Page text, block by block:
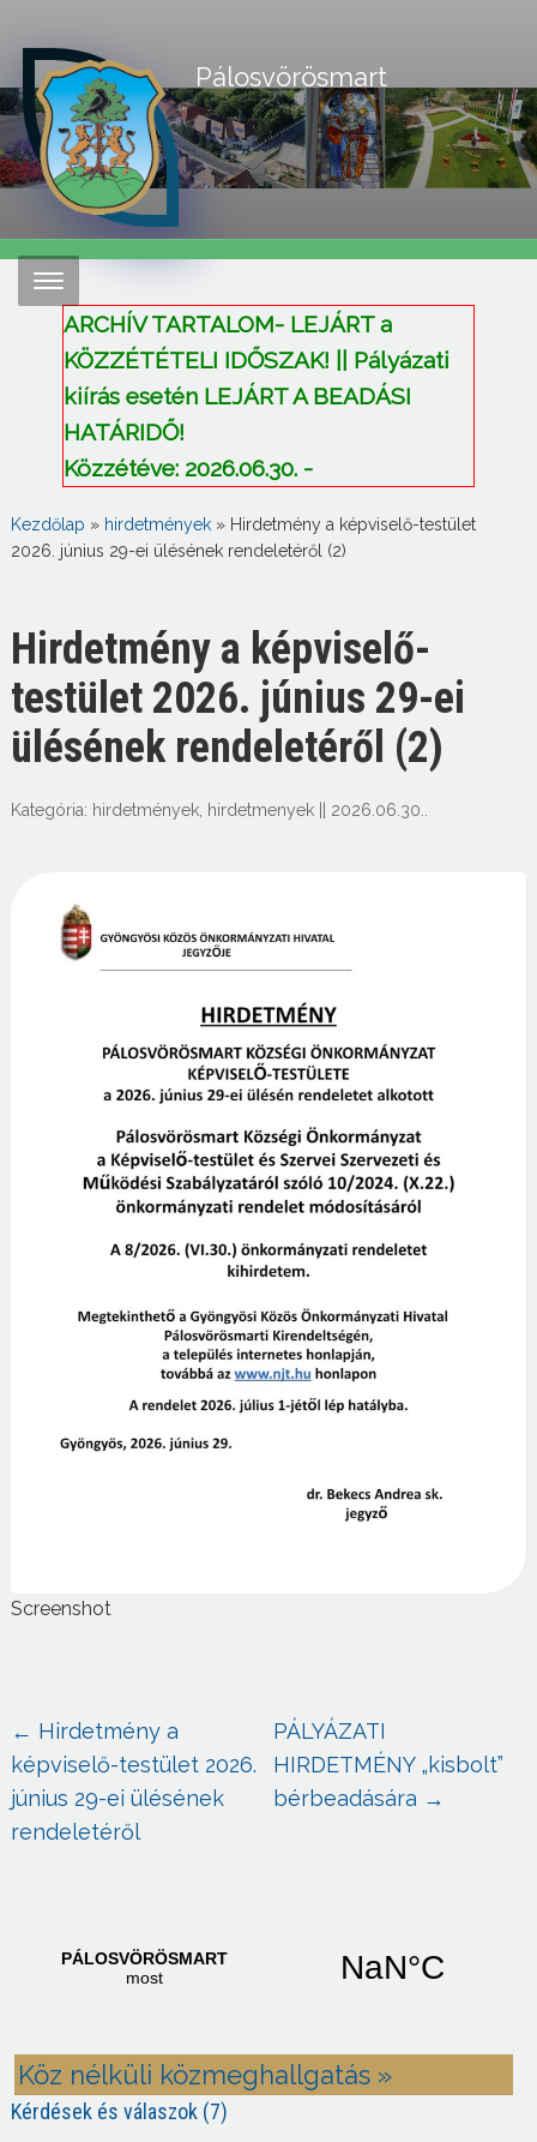
Pálosvörösmart
ARCHÍV TARTALOM- LEJÁRT a
KÖZZÉTÉTELI IDŐSZAK! || Pályázati
kiírás esetén LEJÁRT A BEADÁSI
HATÁRIDŐ!
Közzétéve: 2026.06.30. -
Kezdőlap » hirdetmények» Hirdetmény a képviselő-testület
2026. június 29-ei ülésének rendeletéről (2)
Köz nélküli közmeghallgatás »
Kérdések és válaszok (7)
Hirdetmény a képviselő-
testület 2026. június 29-ei
ülésének rendeletéről (2)
Kategória: hirdetmények, hirdetmenyek|| 2026.06.30.
Screenshot
← Hirdetmény a
képviselő-testület 2026.
június 29-ei ülésének
rendeletéről
PÁLYÁZATI
HIRDETMÉNY „kisbolt”
bérbeadására →